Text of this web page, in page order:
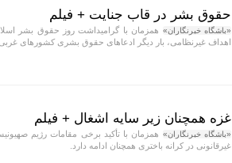
حقوق بشر در قاب جنایت + فیلم
«باشگاه خبرنگاران» همزمان با گرامیداشت روز حقوق بشر
اهداف غیرنظامی، بار دیگر ادعاهای حقوق بشری کشورهای
غزه همچنان زیر سایه اشغال + فیلم
«باشگاه خبرنگاران» همزمان با تأکید برخی مقامات رژیم
غیرقانونی در کرانه باختری همچنان ادامه دارد.